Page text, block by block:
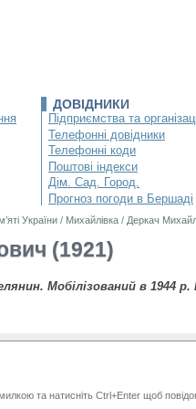
ДОВІДНИКИ
Підприємства та
Телефонні довідники
Телефонні коди
Поштові індекси
Дім. Сад. Город.
Прогноз погоди в Бершаді
України / Михайлівка / Деркач
(1921)
Мобілізований в 1944
та натисніть Ctrl+Enter щоб